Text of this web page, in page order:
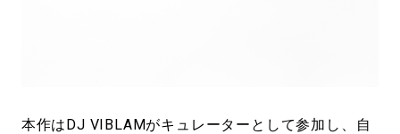
本作はDJ VIBLAMがキュレーターとして参加し、自